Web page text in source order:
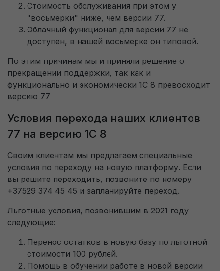
Стоимость обслуживания при этом у
"восьмерки" ниже, чем версии 77.
Облачный функционал для версии 77 не
доступен, в нашей восьмерке он типовой.
По этим причинам мы и приняли решение о
прекращении поддержки, так как и
функционально и экономически 1С 8 превосходит
версию 77
Условия перехода наших клиентов
77 на версию 1С 8
Своим клиентам мы предлагаем специальные
условия по переходу на новую платформу. Если
вы решите переходить, позвоните по номеру
+37529 374 45 45 и запланируйте переход.
Льготные условия, позвонившим в 2021 году
следующие:
Перенос остатков в новую базу по льготной
стоимости 100 рублей.
Помощь в обучении работе в новой версии